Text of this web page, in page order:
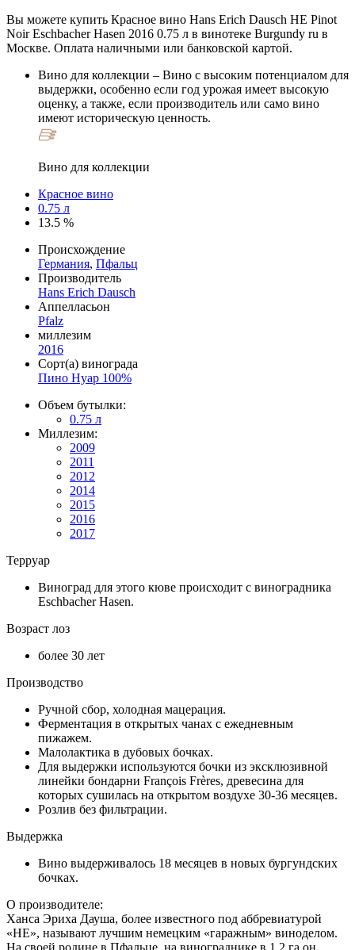
Вы можете купить Красное вино Hans Erich Dausch HE Pinot
Noir Eschbacher Hasen 2016 0.75 л в винотеке Burgundy ru в
Москве. Оплата наличными или банковской картой.
Вино для коллекции – Вино с высоким потенциалом для
выдержки, особенно если год урожая имеет высокую
оценку, а также, если производитель или само вино
имеют историческую ценность.
Вино для коллекции
Красное вино
0.75 л
13.5 %
Происхождение
Германия, Пфальц
Производитель
Hans Erich Dausch
Аппелласьон
Pfalz
миллезим
2016
Сорт(а) винограда
Пино Нуар 100%
Объем бутылки:
0.75 л
Миллезим:
2009
2011
2012
2014
2015
2016
2017
Терруар
Виноград для этого кюве происходит с виноградника
Eschbacher Hasen.
Возраст лоз
более 30 лет
Производство
Ручной сбор, холодная мацерация.
Ферментация в открытых чанах с ежедневным
пижажем.
Малолактика в дубовых бочках.
Для выдержки используются бочки из эксклюзивной
линейки бондарни François Frères, древесина для
которых сушилась на открытом воздухе 30-36 месяцев.
Розлив без фильтрации.
Выдержка
Вино выдерживалось 18 месяцев в новых бургундских
бочках.
О производителе:
Ханса Эриха Дауша, более известного под аббревиатурой
«HE», называют лучшим немецким «гаражным» виноделом.
На своей родине в Пфальце, на винограднике в 1.2 га он